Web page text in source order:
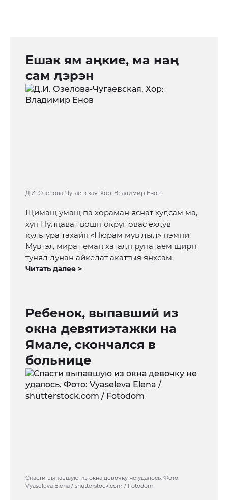
Ешак ям аңкие, ма наң
сам ӆэрэн
Д.И. Озелова-Чугаевская. Хор: Владимир Енов
Щимащ умащ па хорамаң ясңат хуӆсам ма,
хун Пулңават вошн округ овас ёхӆув
культура тахайн «Нюрам мув ӆыӆ» нэмпи
Мувтэӆ мират емаң хатаӆн рупатаем щирн
туняӆ ӆуңан айкеӆат акаттыя яңхсам.
Читать далее >
Ребенок, выпавший из
окна девятиэтажки на
Ямале, скончался в
больнице
Спасти выпавшую из окна девочку не удалось. Фото:
Vyaseleva Elena / shutterstock.com / Fotodom